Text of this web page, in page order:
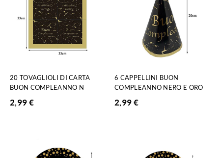
20 TOVAGLIOLI DI CARTA
BUON COMPLEANNO N
2,99€
6 CAPPELLINI BUON
COMPLEANNO NERO E ORO
2,99€